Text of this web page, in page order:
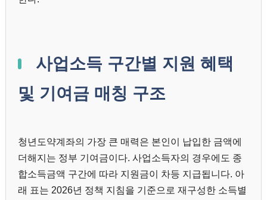
사업소득 구간별 지원 혜택
및 기여금 매칭 구조
청년도약계좌의 가장 큰 매력은 본인이 납입한 금액에
더해지는 정부 기여금이다. 사업소득자의 경우에도 종
합소득금액 구간에 따라 지원금이 차등 지급됩니다. 아
래 표는 2026년 정책 지침을 기준으로 재구성한 소득별